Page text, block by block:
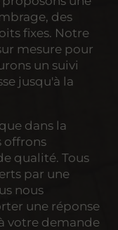
des
fixes. Notre
mesure pour
un suivi
jusqu'à la
dans la
offrons
qualité. Tous
par une
nous
une réponse
votre demande